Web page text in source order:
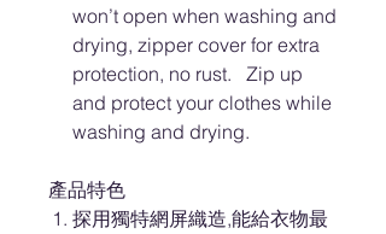
won’t open when washing and
drying, zipper cover for extra
protection, no rust. Zip up
and protect your clothes while
washing and drying.
產品特色
探用獨特網屏織造,能給衣物最